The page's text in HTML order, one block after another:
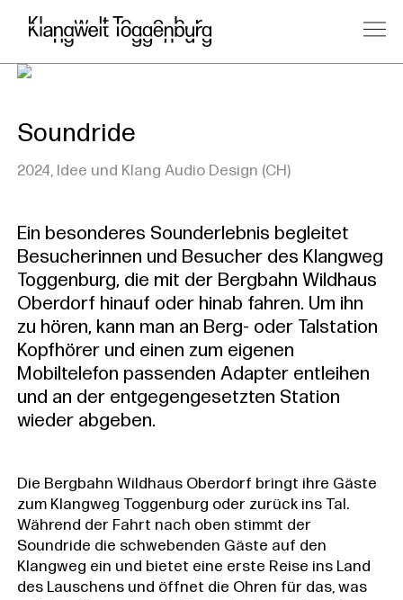
Soundride
2024, Idee und Klang Audio Design (CH)
Ein besonderes Sounderlebnis begleitet
Besucherinnen und Besucher des Klangweg
Toggenburg, die mit der Bergbahn Wildhaus
Oberdorf hinauf oder hinab fahren. Um ihn
zu hören, kann man an Berg- oder Talstation
Kopfhörer und einen zum eigenen
Mobiltelefon passenden Adapter entleihen
und an der entgegengesetzten Station
wieder abgeben.
Die Bergbahn Wildhaus Oberdorf bringt ihre Gäste
zum Klangweg Toggenburg oder zurück ins Tal.
Während der Fahrt nach oben stimmt der
Soundride die schwebenden Gäste auf den
Klangweg ein und bietet eine erste Reise ins Land
des Lauschens und öffnet die Ohren für das, was